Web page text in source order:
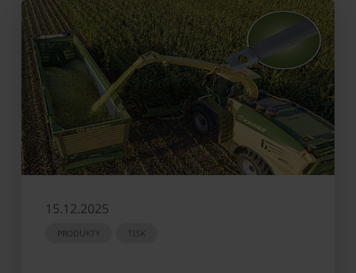
15.12.2025
PRODUKTY TISK